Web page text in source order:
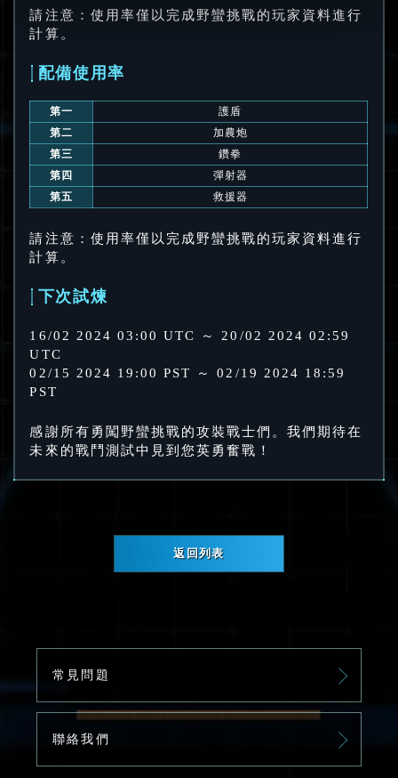
請注意：使用率僅以完成野蠻挑戰的玩家資料進行
計算。
配備使用率
第一
護盾
第二
加農炮
第三
鑽拳
第四
彈射器
第五
救援器
請注意：使用率僅以完成野蠻挑戰的玩家資料進行
計算。
下次試煉
16/02 2024 03:00 UTC ～ 20/02 2024 02:59
UTC
02/15 2024 19:00 PST ～ 02/19 2024 18:59
PST
感謝所有勇闖野蠻挑戰的攻裝戰士們。我們期待在
未來的戰鬥測試中見到您英勇奮戰！
返回列表
常見問題
聯絡我們